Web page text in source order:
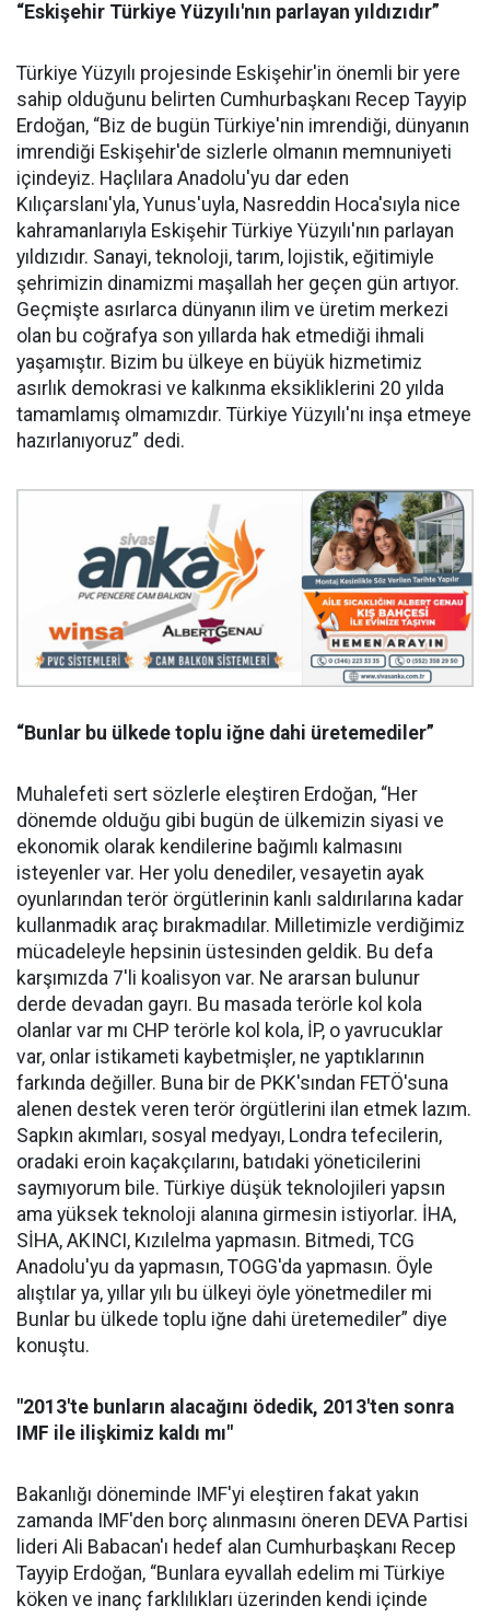
“Eskişehir Türkiye Yüzyılı'nın parlayan yıldızıdır”
Türkiye Yüzyılı projesinde Eskişehir'in önemli bir yere
sahip olduğunu belirten Cumhurbaşkanı Recep Tayyip
Erdoğan, “Biz de bugün Türkiye'nin imrendiği, dünyanın
imrendiği Eskişehir'de sizlerle olmanın memnuniyeti
içindeyiz. Haçlılara Anadolu'yu dar eden
Kılıçarslanı'yla, Yunus'uyla, Nasreddin Hoca'sıyla nice
kahramanlarıyla Eskişehir Türkiye Yüzyılı'nın parlayan
yıldızıdır. Sanayi, teknoloji, tarım, lojistik, eğitimiyle
şehrimizin dinamizmi maşallah her geçen gün artıyor.
Geçmişte asırlarca dünyanın ilim ve üretim merkezi
olan bu coğrafya son yıllarda hak etmediği ihmali
yaşamıştır. Bizim bu ülkeye en büyük hizmetimiz
asırlık demokrasi ve kalkınma eksikliklerini 20 yılda
tamamlamış olmamızdır. Türkiye Yüzyılı'nı inşa etmeye
hazırlanıyoruz” dedi.
“Bunlar bu ülkede toplu iğne dahi üretemediler”
Muhalefeti sert sözlerle eleştiren Erdoğan, “Her
dönemde olduğu gibi bugün de ülkemizin siyasi ve
ekonomik olarak kendilerine bağımlı kalmasını
isteyenler var. Her yolu denediler, vesayetin ayak
oyunlarından terör örgütlerinin kanlı saldırılarına kadar
kullanmadık araç bırakmadılar. Milletimizle verdiğimiz
mücadeleyle hepsinin üstesinden geldik. Bu defa
karşımızda 7'li koalisyon var. Ne ararsan bulunur
derde devadan gayrı. Bu masada terörle kol kola
olanlar var mı CHP terörle kol kola, İP, o yavrucuklar
var, onlar istikameti kaybetmişler, ne yaptıklarının
farkında değiller. Buna bir de PKK'sından FETÖ'suna
alenen destek veren terör örgütlerini ilan etmek lazım.
Sapkın akımları, sosyal medyayı, Londra tefecilerin,
oradaki eroin kaçakçılarını, batıdaki yöneticilerini
saymıyorum bile. Türkiye düşük teknolojileri yapsın
ama yüksek teknoloji alanına girmesin istiyorlar. İHA,
SİHA, AKINCI, Kızılelma yapmasın. Bitmedi, TCG
Anadolu'yu da yapmasın, TOGG'da yapmasın. Öyle
alıştılar ya, yıllar yılı bu ülkeyi öyle yönetmediler mi
Bunlar bu ülkede toplu iğne dahi üretemediler” diye
konuştu.
"2013'te bunların alacağını ödedik, 2013'ten sonra
IMF ile ilişkimiz kaldı mı"
Bakanlığı döneminde IMF'yi eleştiren fakat yakın
zamanda IMF'den borç alınmasını öneren DEVA Partisi
lideri Ali Babacan'ı hedef alan Cumhurbaşkanı Recep
Tayyip Erdoğan, “Bunlara eyvallah edelim mi Türkiye
köken ve inanç farklılıkları üzerinden kendi içinde